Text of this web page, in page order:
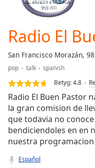
0:00
-:-
Loaded:
0.00%
Stream
TypeLIVE
Seek to
live,
currently
behind
Remaining
Time-
Radio El
San Francisco Morazán,
pop talk
spanish
Betyg:4.8
Radio El Buen Pastor
la gran comision de
que todavia no
bendiciendoles en en
nuestra
Español